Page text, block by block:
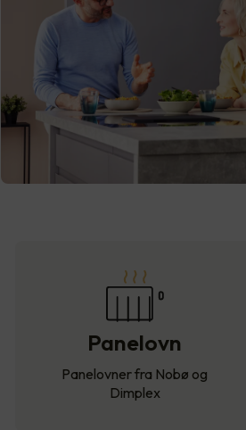
Panelovn
Panelovner fra Nobø og
Dimplex